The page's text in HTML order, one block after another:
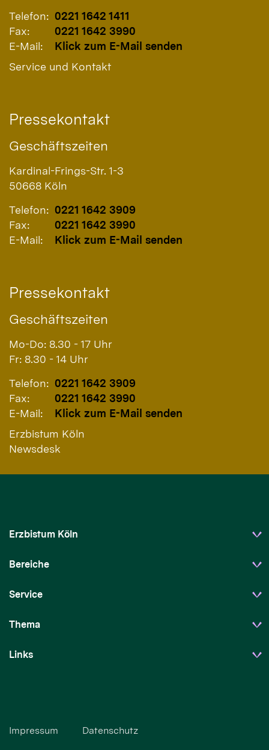
Telefon: 0221 1642 1411
Fax:
0221 1642 3990
E-Mail:
Klick zum E-Mail senden
Service und Kontakt
Pressekontakt
Geschäftszeiten
Kardinal-Frings-Str. 1-3
50668 Köln
Telefon: 0221 1642 3909
Fax:
0221 1642 3990
E-Mail:
Klick zum E-Mail senden
Pressekontakt
Geschäftszeiten
Mo-Do: 8.30 - 17 Uhr
Fr: 8.30 - 14 Uhr
Telefon: 0221 1642 3909
Fax:
0221 1642 3990
E-Mail:
Klick zum E-Mail senden
Erzbistum Köln
Newsdesk
Erzbistum Köln
Bereiche
Service
Thema
Links
Impressum Datenschutz